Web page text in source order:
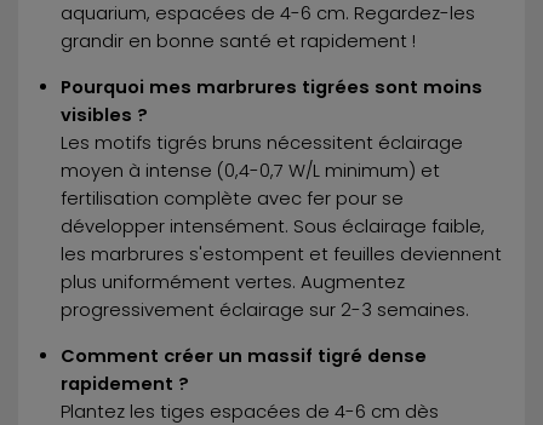
aquarium, espacées de 4-6 cm. Regardez-les
grandir en bonne santé et rapidement !
Pourquoi mes marbrures tigrées sont moins
visibles ?
Les motifs tigrés bruns nécessitent éclairage
moyen à intense (0,4-0,7 W/L minimum) et
fertilisation complète avec fer pour se
développer intensément. Sous éclairage faible,
les marbrures s'estompent et feuilles deviennent
plus uniformément vertes. Augmentez
progressivement éclairage sur 2-3 semaines.
Comment créer un massif tigré dense
rapidement ?
Plantez les tiges espacées de 4-6 cm dès